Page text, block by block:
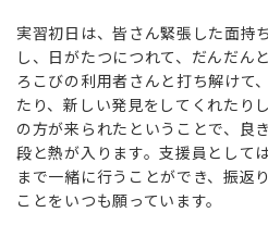
実習初日は、皆さん緊張した面持
し、日がたつにつれて、だんだん
ろこびの利用者さんと打ち解けて
たり、新しい発見をしてくれたり
の方が来られたということで、良
段と熱が入ります。支援員として
まで一緒に行うことができ、振返
ことをいつも願っています。